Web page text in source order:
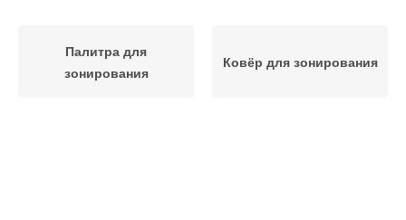
Палитра для
зонирования
Ковёр для зонирования